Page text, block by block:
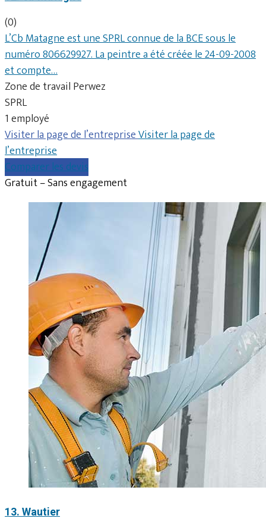
(0)
L’Cb Matagne est une SPRL connue de la BCE sous le
numéro 806629927. La peintre a été créée le 24-09-2008
et compte…
Zone de travail Perwez
SPRL
1 employé
Visiter la page de l’entrepriseVisiter la page de
l’entreprise
Comparer les devis
Gratuit – Sans engagement
13. Wautier